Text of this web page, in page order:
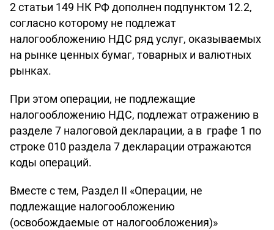
2 статьи 149 НК РФ дополнен подпунктом 12.2,
согласно которому не подлежат
налогообложению НДС ряд услуг, оказываемых
на рынке ценных бумаг, товарных и валютных
рынках.
При этом операции, не подлежащие
налогообложению НДС, подлежат отражению в
разделе 7 налоговой декларации, а в графе 1 по
строке 010 раздела 7 декларации отражаются
коды операций.
Вместе с тем, Раздел II «Операции, не
подлежащие налогообложению
(освобождаемые от налогообложения)»